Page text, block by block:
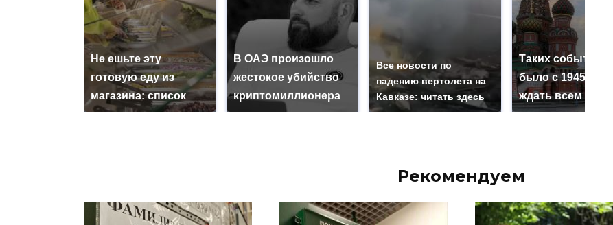
Не ешьте эту
готовую еду из
магазина: список
В ОАЭ произошло
жестокое убийство
криптомиллионера
Все новости по
падению вертолета на
Кавказе: читать здесь
Таких событий не
было с 1945: чего
ждать всем нам?
Рекомендуем